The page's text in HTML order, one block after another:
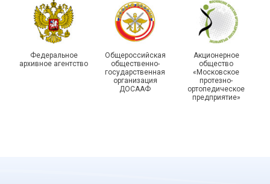
Федеральное
архивное агентство
Общероссийская
общественно-
государственная
организация
ДОСААФ
Акционерное
общество
«Московское
протезно-
ортопедическое
предприятие»